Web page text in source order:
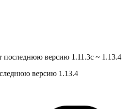
последнюю версию 1.11.3c ~ 1.13.4
версию 1.13.4